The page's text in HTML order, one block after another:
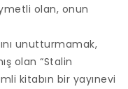
olan, onun
unutturmamak,
olan “Stalin
kitabın bir yayınevi